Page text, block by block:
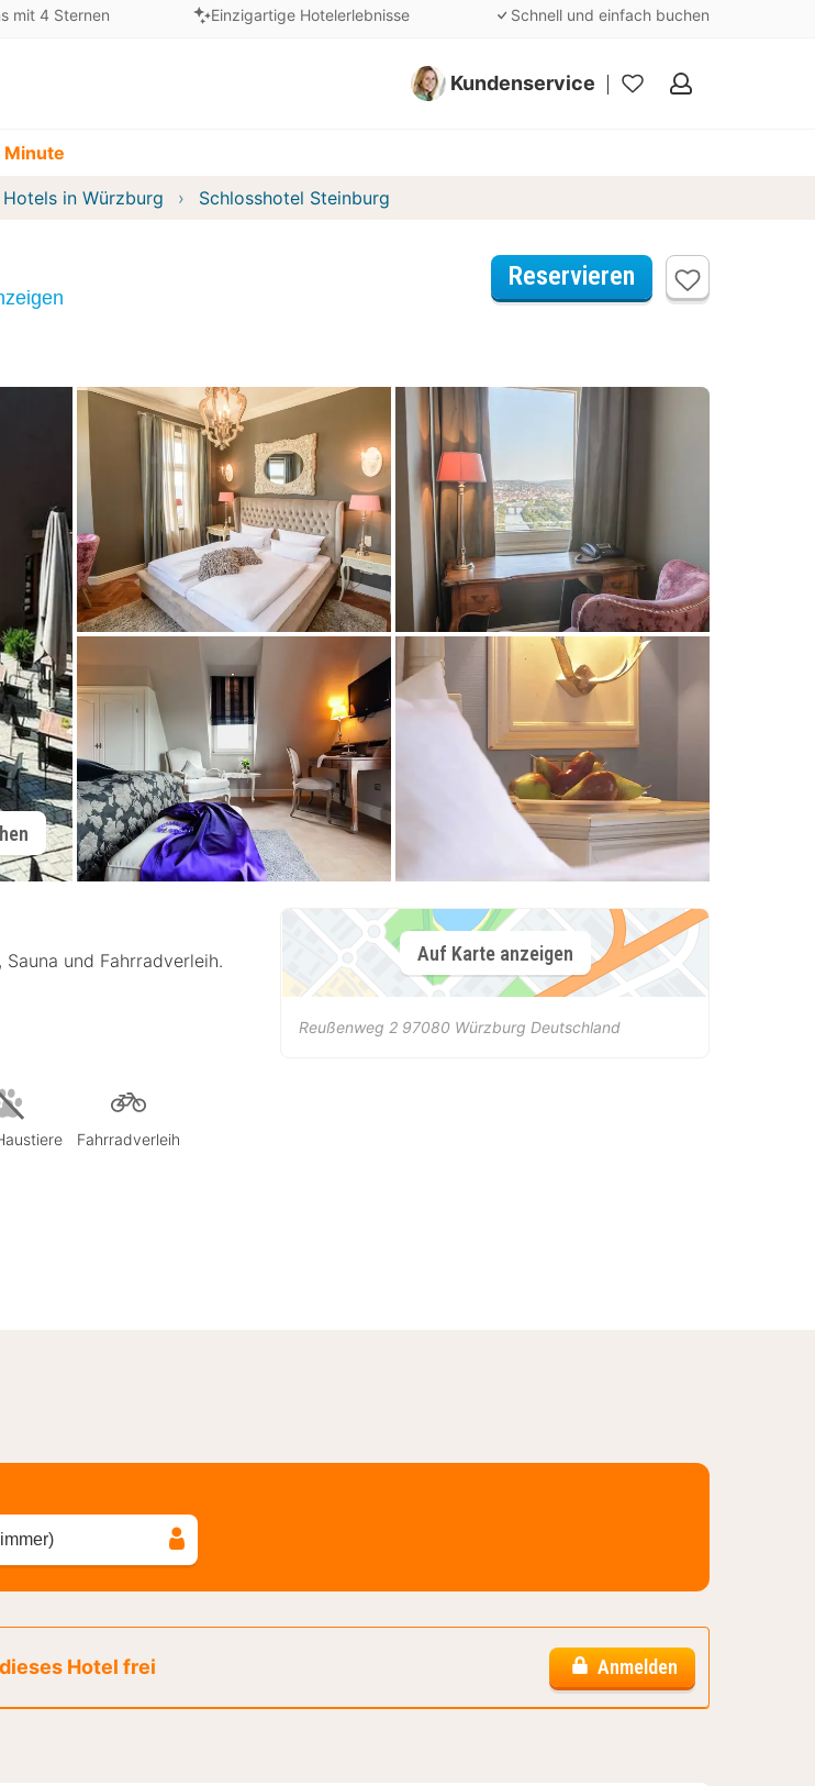
mit 4 Sternen Einzigartige Hotelerlebnisse Schnell und einfach buchen
Kundenservice
Meine
Minute
Hotels in Würzburg Schlosshotel Steinburg
Reservieren
und Fahrradverleih.
Fahrradverleih
Auf Karte anzeigen
Reußenweg 2 97080 Würzburg Deutschland
Hotel frei Anmelden